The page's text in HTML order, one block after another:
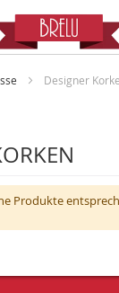
Designer
Produkte